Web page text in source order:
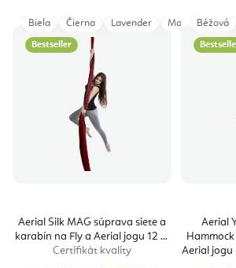
Bestseller
Aerial Silk MAG súprava siete a
karabín na Fly a Aerial jogu 12 m
Certifikát kvality
Biela Čierna Lavender Magenta
Aerial
Aerial jogu
Béžová